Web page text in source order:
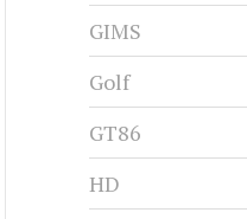
GIMS
Golf
GT86
HD